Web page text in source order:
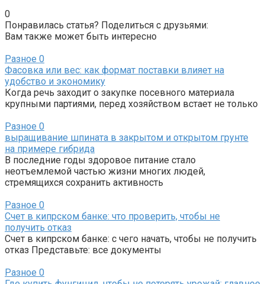
0
Понравилась статья? Поделиться с друзьями:
Вам также может быть интересно
Разное 0
Фасовка или вес: как формат поставки влияет на
удобство и экономику
Когда речь заходит о закупке посевного материала
крупными партиями, перед хозяйством встает не только
Разное 0
выращивание шпината в закрытом и открытом грунте
на примере гибрида
В последние годы здоровое питание стало
неотъемлемой частью жизни многих людей,
стремящихся сохранить активность
Разное 0
Счет в кипрском банке: что проверить, чтобы не
получить отказ
Счет в кипрском банке: с чего начать, чтобы не получить
отказ Представьте: все документы
Разное 0